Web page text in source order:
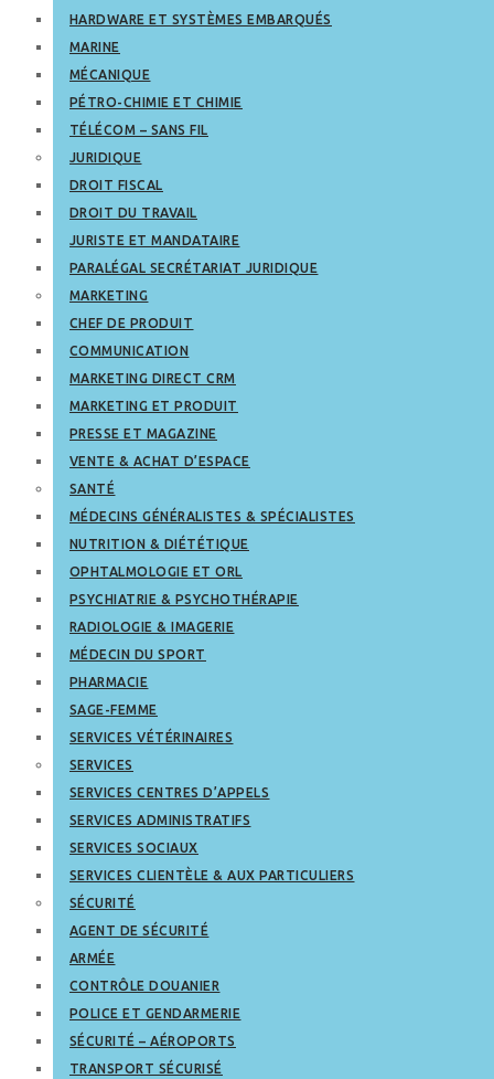
HARDWARE ET SYSTÈMES EMBARQUÉS
MARINE
MÉCANIQUE
PÉTRO-CHIMIE ET CHIMIE
TÉLÉCOM – SANS FIL
JURIDIQUE
DROIT FISCAL
DROIT DU TRAVAIL
JURISTE ET MANDATAIRE
PARALÉGAL SECRÉTARIAT JURIDIQUE
MARKETING
CHEF DE PRODUIT
COMMUNICATION
MARKETING DIRECT CRM
MARKETING ET PRODUIT
PRESSE ET MAGAZINE
VENTE & ACHAT D’ESPACE
SANTÉ
MÉDECINS GÉNÉRALISTES & SPÉCIALISTES
NUTRITION & DIÉTÉTIQUE
OPHTALMOLOGIE ET ORL
PSYCHIATRIE & PSYCHOTHÉRAPIE
RADIOLOGIE & IMAGERIE
MÉDECIN DU SPORT
PHARMACIE
SAGE-FEMME
SERVICES VÉTÉRINAIRES
SERVICES
SERVICES CENTRES D’APPELS
SERVICES ADMINISTRATIFS
SERVICES SOCIAUX
SERVICES CLIENTÈLE & AUX PARTICULIERS
SÉCURITÉ
AGENT DE SÉCURITÉ
ARMÉE
CONTRÔLE DOUANIER
POLICE ET GENDARMERIE
SÉCURITÉ – AÉROPORTS
TRANSPORT SÉCURISÉ